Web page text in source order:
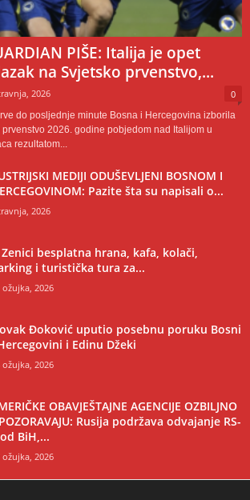
PIŠE: Italija je opet
na Svjetsko prvenstvo,...
2026 0
do posljednje minute Bosna i Hercegovina izborila
2026. godine pobjedom nad Italijom u
rezultatom...
MEDIJI ODUŠEVLJENI BOSNOM I
Pazite šta su napisali o...
2026
Zenici besplatna hrana, kafa, kolači,
i turistička tura za...
ožujka, 2026
Đoković uputio posebnu poruku Bosni
i Edinu Džeki
ožujka, 2026
OBAVJEŠTAJNE AGENCIJE OZBILJNO
Rusija podržava odvajanje RS-
BiH,...
ožujka, 2026